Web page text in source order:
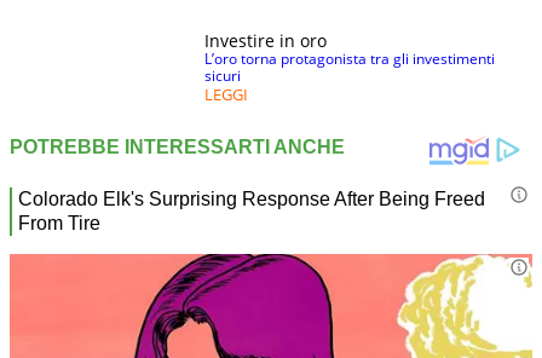
Investire in oro
L’oro torna protagonista tra gli investimenti
sicuri
LEGGI